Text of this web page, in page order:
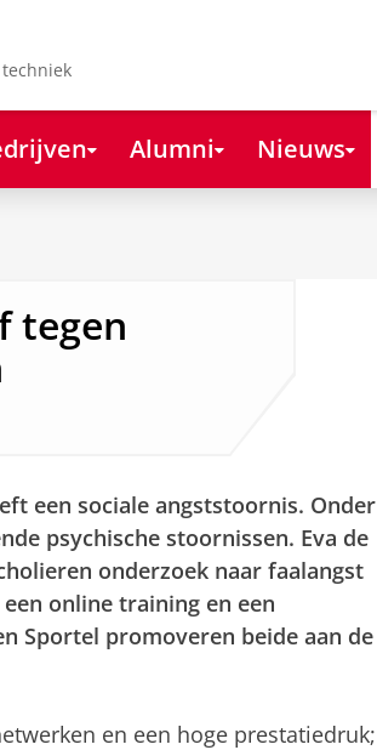
Alumni Nieuws
tegen
een sociale angststoornis. Onder
psychische stoornissen. Eva de
onderzoek naar faalangst
online training en een
Sportel promoveren beide aan de
en een hoge prestatiedruk;